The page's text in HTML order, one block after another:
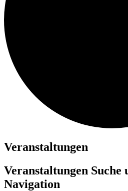
Veranstaltungen
Veranstaltungen Suche
Navigation